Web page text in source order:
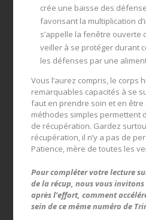
crée une baisse des
favorisant la multiplication
s’appelle la fenêtre ouverte
veiller à se protéger durant
les défenses par une
Vous l’aurez compris, le corps
remarquables capacités à se
faut en prendre soin et en être
méthodes simples permettent
de récupération. Gardez
récupération, il n’y a pas de
Patience, mère de toutes les
Pour compléter votre lecture
de la récup, nous vous
après l’effort, comment
sein de ce même numéro de